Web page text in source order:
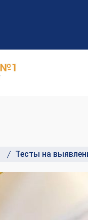
Тесты на